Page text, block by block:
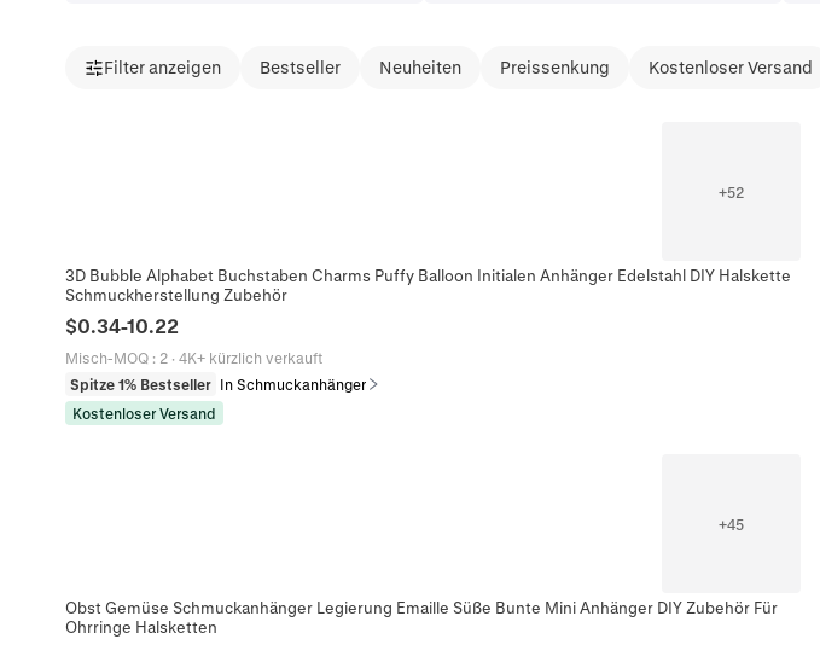
Filter anzeigen Bestseller Neuheiten Preissenkung Kostenloser Versand
+52
3D Bubble Alphabet Buchstaben Charms Puffy Balloon Initialen Anhänger Edelstahl DIY Halskette
Schmuckherstellung Zubehör
$0.34-10.22
Misch-MOQ: 2· 4K+ kürzlich verkauft
Spitze 1% Bestseller In Schmuckanhänger
Kostenloser Versand
+45
Obst Gemüse Schmuckanhänger Legierung Emaille Süße Bunte Mini Anhänger DIY Zubehör Für
Ohrringe Halsketten